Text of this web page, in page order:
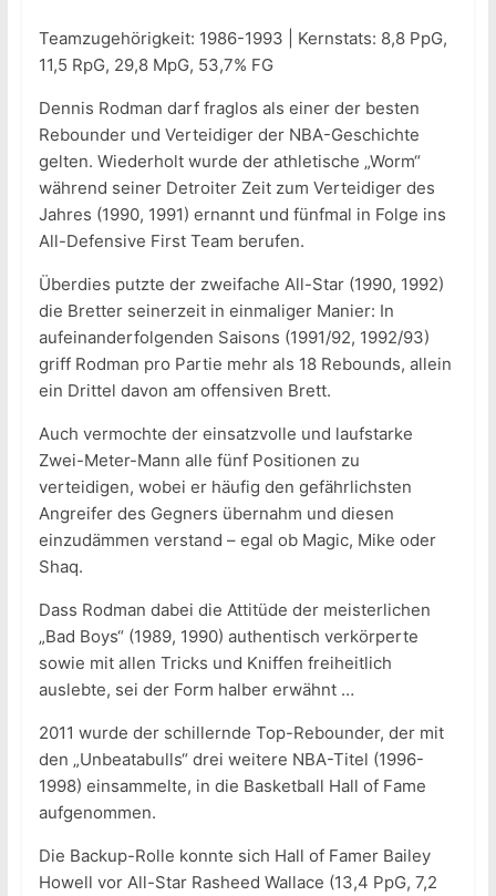
Teamzugehörigkeit: 1986-1993 | Kernstats: 8,8 PpG,
11,5 RpG, 29,8 MpG, 53,7% FG
Dennis Rodman darf fraglos als einer der besten
Rebounder und Verteidiger der NBA-Geschichte
gelten. Wiederholt wurde der athletische „Worm“
während seiner Detroiter Zeit zum Verteidiger des
Jahres (1990, 1991) ernannt und fünfmal in Folge ins
All-Defensive First Team berufen.
Überdies putzte der zweifache All-Star (1990, 1992)
die Bretter seinerzeit in einmaliger Manier: In
aufeinanderfolgenden Saisons (1991/92, 1992/93)
griff Rodman pro Partie mehr als 18 Rebounds, allein
ein Drittel davon am offensiven Brett.
Auch vermochte der einsatzvolle und laufstarke
Zwei-Meter-Mann alle fünf Positionen zu
verteidigen, wobei er häufig den gefährlichsten
Angreifer des Gegners übernahm und diesen
einzudämmen verstand – egal ob Magic, Mike oder
Shaq.
Dass Rodman dabei die Attitüde der meisterlichen
„Bad Boys“ (1989, 1990) authentisch verkörperte
sowie mit allen Tricks und Kniffen freiheitlich
auslebte, sei der Form halber erwähnt …
2011 wurde der schillernde Top-Rebounder, der mit
den „Unbeatabulls“ drei weitere NBA-Titel (1996-
1998) einsammelte, in die Basketball Hall of Fame
aufgenommen.
Die Backup-Rolle konnte sich Hall of Famer Bailey
Howell vor All-Star Rasheed Wallace (13,4 PpG, 7,2